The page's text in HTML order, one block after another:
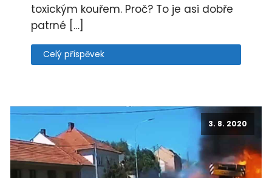
toxickým kouřem. Proč? To je asi dobře
patrné […]
Celý příspěvek
3. 8. 2020